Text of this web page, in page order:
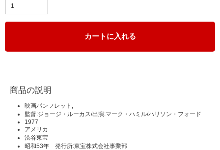
カートに入れる
商品の説明
映画パンフレット,
監督:ジョージ・ルーカス/出演:マーク・ハミル/ハリソン・フォード
1977
アメリカ
渋谷東宝
昭和53年 発行所:東宝株式会社事業部